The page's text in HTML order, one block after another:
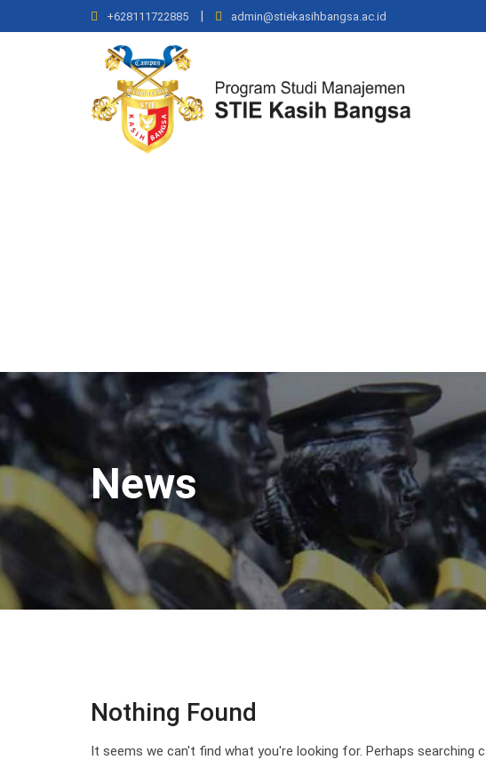
+628111722885 | admin@stiekasihbangsa.ac.id
News
Nothing Found
It seems we can't find what you're looking for. Perhaps searching